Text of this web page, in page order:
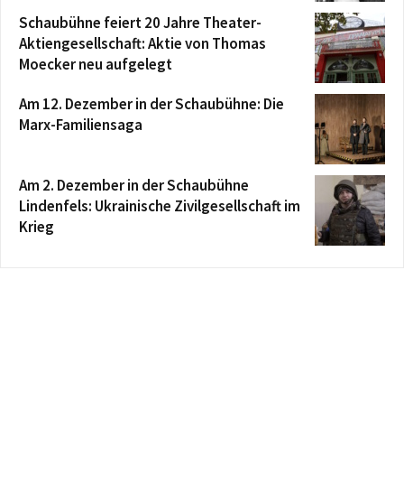
Schaubühne feiert 20 Jahre Theater-
Aktiengesellschaft: Aktie von Thomas
Moecker neu aufgelegt
Am 12. Dezember in der Schaubühne: Die
Marx-Familiensaga
Am 2. Dezember in der Schaubühne
Lindenfels: Ukrainische Zivilgesellschaft im
Krieg